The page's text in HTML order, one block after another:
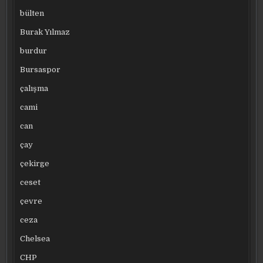
bülten
Burak Yılmaz
burdur
Bursaspor
çalışma
cami
can
çay
çekirge
ceset
çevre
ceza
Chelsea
CHP